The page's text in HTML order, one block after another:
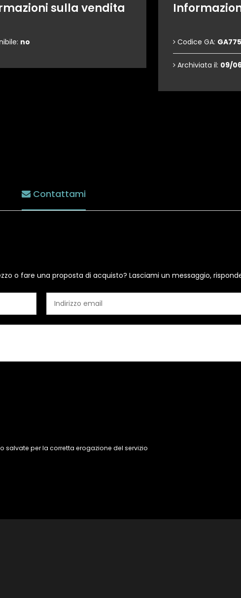
sulla vendita
no Codice GA:
Archiviata il: 09/
Contattami
o fare una proposta di acquisto? Lasciami un messaggio,
per la corretta erogazione del servizio